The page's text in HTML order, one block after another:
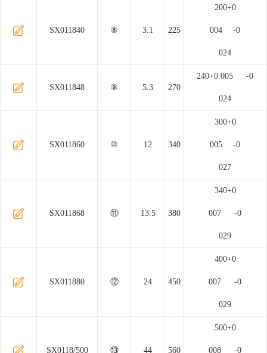
SX011840 ⑧ 3.1 225
200+0
004 -0
024
SX011848 ⑨ 5.3 270
240+0.005 -0
024
SX011860 ⑩ 12 340
300+0
005 -0
027
SX011868 ⑪ 13.5 380
340+0
007 -0
029
SX011880 ⑫ 24 450
400+0
007 -0
029
SX0118/500 ⑬ 44 560
500+0
008 -0